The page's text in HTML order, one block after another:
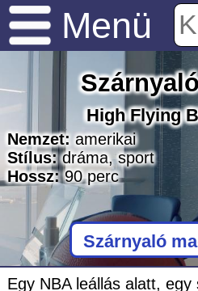
Menü
High Flying
Nemzet: amerikai
Stílus: dráma,sport
Hossz: 90perc
Szárnyaló
Egy NBA leállás alatt,